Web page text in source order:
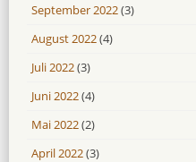
September 2022(3)
August 2022(4)
Juli 2022(3)
Juni 2022(4)
Mai 2022(2)
April 2022(3)